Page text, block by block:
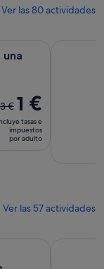
por
Ver las 80 actividades
una
precio
anterior
era
el
3 € 1 €
tasas e
impuestos
por adulto
Ver las 57 actividades